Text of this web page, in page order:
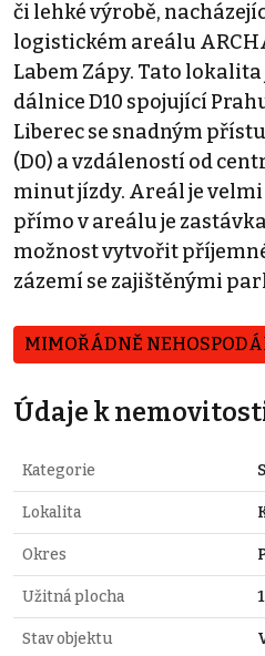
či lehké výrobě,
logistickém areálu
Labem Zápy. Tato
dálnice D10 spojující
Liberec se snadným
(D0) a vzdáleností od
minut jízdy. Areál je
přímo v areálu je
možnost vytvořit
zázemí se zajištěnými
MIMOŘÁDNĚ
Údaje k
Kategorie
Lokalita
Okres
Užitná plocha
Stav objektu